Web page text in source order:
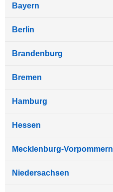
Bayern
Berlin
Brandenburg
Bremen
Hamburg
Hessen
Mecklenburg-Vorpommern
Niedersachsen